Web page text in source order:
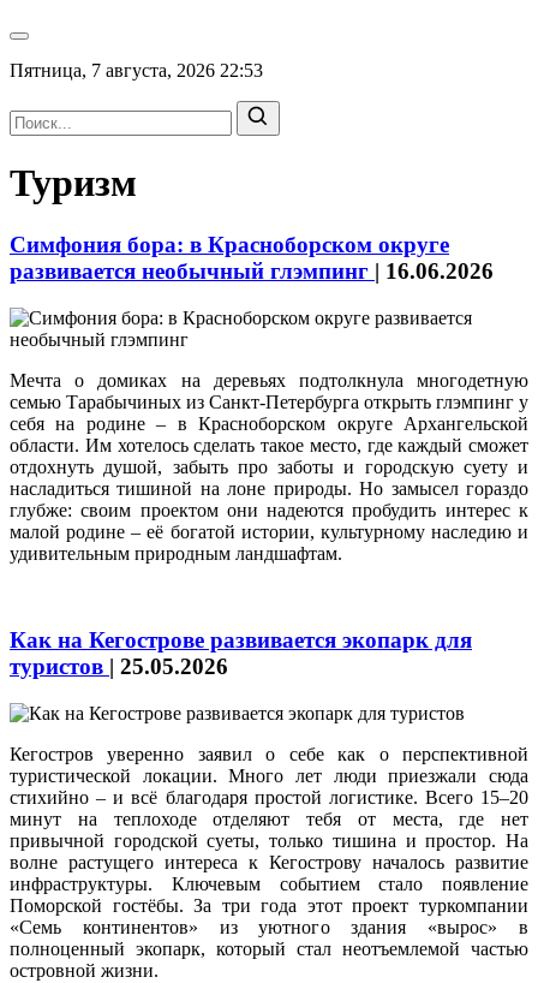
Пятница, 7 августа, 2026 22:53
Туризм
Симфония бора: в Красноборском округе
развивается необычный глэмпинг | 16.06.2026
Мечта о домиках на деревьях подтолкнула многодетную
семью Тарабычиных из Санкт-Петербурга открыть глэмпинг у
себя на родине – в Красноборском округе Архангельской
области. Им хотелось сделать такое место, где каждый сможет
отдохнуть душой, забыть про заботы и городскую суету и
насладиться тишиной на лоне природы. Но замысел гораздо
глубже: своим проектом они надеются пробудить интерес к
малой родине – её богатой истории, культурному наследию и
удивительным природным ландшафтам.
Как на Кегострове развивается экопарк для
туристов | 25.05.2026
Кегостров уверенно заявил о себе как о перспективной
туристической локации. Много лет люди приезжали сюда
стихийно – и всё благодаря простой логистике. Всего 15–20
минут на теплоходе отделяют тебя от места, где нет
привычной городской суеты, только тишина и простор. На
волне растущего интереса к Кегострову началось развитие
инфраструктуры. Ключевым событием стало появление
Поморской гостёбы. За три года этот проект туркомпании
«Семь континентов» из уютного здания «вырос» в
полноценный экопарк, который стал неотъемлемой частью
островной жизни.